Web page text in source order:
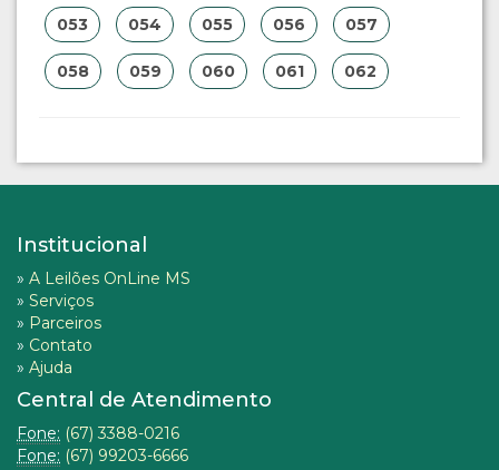
053 054 055 056 057
058 059 060 061 062
Institucional
» A Leilões OnLine MS
» Serviços
» Parceiros
» Contato
» Ajuda
Central de Atendimento
Fone: (67) 3388-0216
Fone: (67) 99203-6666